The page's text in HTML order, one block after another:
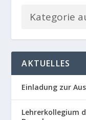
AKTUELLES
Einladung zur
Lehrerkollegium